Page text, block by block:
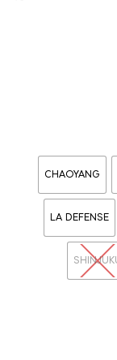
CHAOYANG
LA DEFENSE